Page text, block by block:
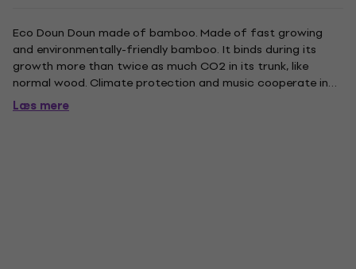
Eco Doun Doun made of bamboo. Made of fast growing
and environmentally-friendly bamboo. It binds during its
growth more than twice as much CO2 in its trunk, like
normal wood. Climate protection and music cooperate in
this development. This Doun Doun is covered with goat skin
and got a warmer sound than its cow skin version. The drum
Læs mere